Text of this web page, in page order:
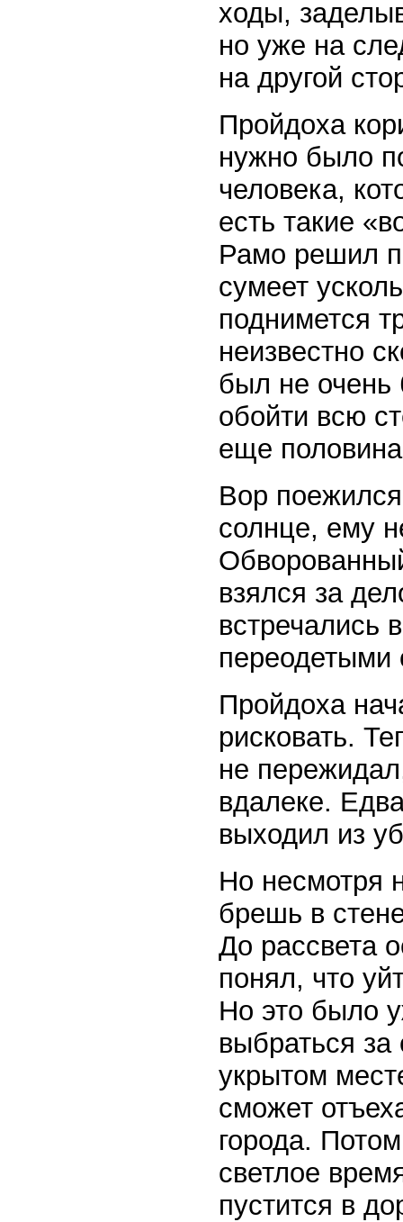
ходы,
но уже на
на другой
Пройдоха
нужно было
человека,
есть такие
Рамо решил
сумеет
поднимется
неизвестно
был не очень
обойти всю
еще
Вор
солнце, ему
взялся за
встречались
переодетыми
Пройдоха
рисковать.
не
вдалеке.
выходил из
Но несмотря
брешь в
До рассвета
понял, что
Но это было
выбраться
укрытом
сможет
города.
светлое
пустится в